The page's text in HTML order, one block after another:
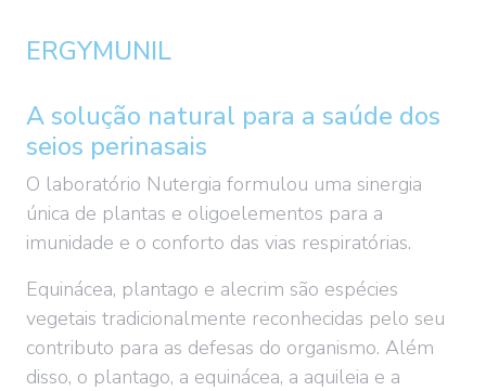
ERGYMUNIL
A solução natural para a saúde dos
seios perinasais
O laboratório Nutergia formulou uma sinergia
única de plantas e oligoelementos para a
imunidade e o conforto das vias respiratórias.
Equinácea, plantago e alecrim são espécies
vegetais tradicionalmente reconhecidas pelo seu
contributo para as defesas do organismo. Além
disso, o plantago, a equinácea, a aquileia e a